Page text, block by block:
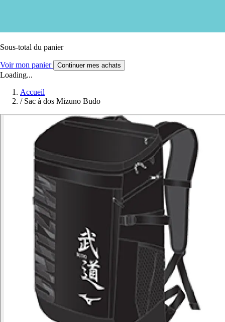
Sous-total du panier
Voir mon panier Continuer mes achats
Loading...
Accueil
/ Sac à dos Mizuno Budo